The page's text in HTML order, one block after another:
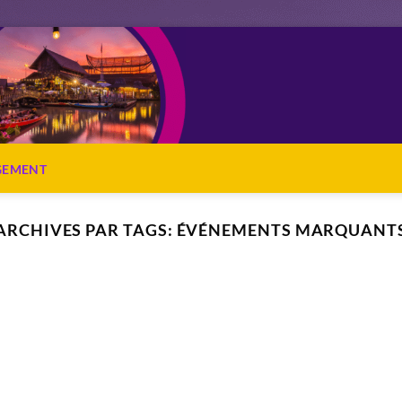
PAR TAGS: ÉVÉNEMENTS